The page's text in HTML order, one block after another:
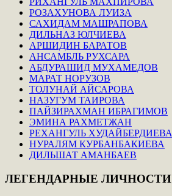
РОЗАХУНОВА ЛУИЗА
САХИДАМ МАШРАПОВА
ДИЛЬНАЗ ЮЛЧИЕВА
АРШИДИН БАРАТОВ
АНСАМБЛЬ РУХСАРА
АБДУРАШИД МУХАМЕДОВ
МАРАТ НОРУЗОВ
ТОЛУНАЙ АЙСАРОВА
НАЗУГУМ ТАИРОВА
ПАЙЗИРАХМАН ИБРАГИМОВ
ЭМИНА РАХМЕТЖАН
РЕХАНГУЛЬ ХУДАЙБЕРДИЕВА
НУРАЛЯМ КУРБАНБАКИЕВА
ДИЛЬШАТ АМАНБАЕВ
ЛЕГЕНДАРНЫЕ ЛИЧНОСТИ